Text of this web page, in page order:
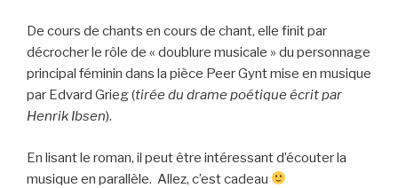
De cours de chants en cours de chant, elle finit par
décrocher le rôle de « doublure musicale » du personnage
principal féminin dans la pièce Peer Gynt mise en musique
par Edvard Grieg (tirée du drame poétique écrit par
Henrik Ibsen).
En lisant le roman, il peut être intéressant d’écouter la
musique en parallèle. Allez, c’est cadeau